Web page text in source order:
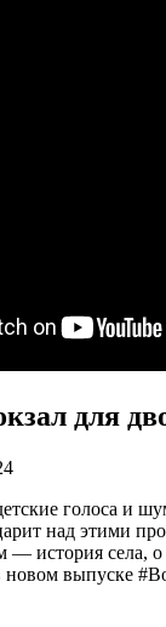
для
голоса и
над этими
— история села, о
выпуске